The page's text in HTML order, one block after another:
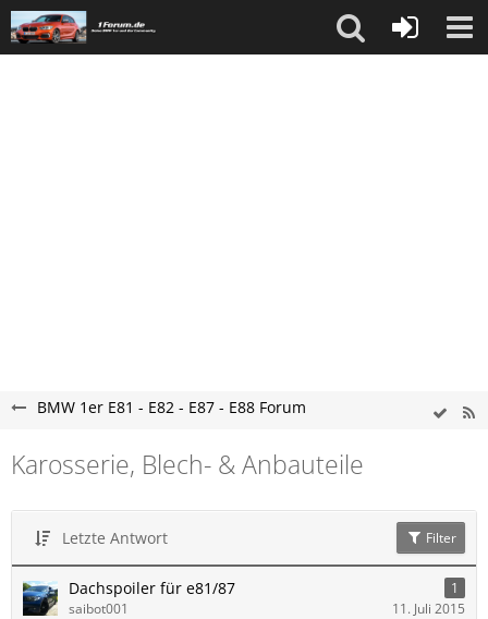
BMW 1er E81 - E82 - E87 - E88 Forum
Karosserie, Blech- & Anbauteile
Letzte Antwort Filter
Dachspoiler für e81/87
1
saibot001
11. Juli 2015